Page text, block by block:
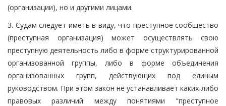
(организации), но и другими лицами.
3. Судам следует иметь в виду, что преступное сообщество
(преступная организация) может осуществлять свою
преступную деятельность либо в форме структурированной
организованной группы, либо в форме объединения
организованных групп, действующих под единым
руководством. При этом закон не устанавливает каких-либо
правовых различий между понятиями "преступное